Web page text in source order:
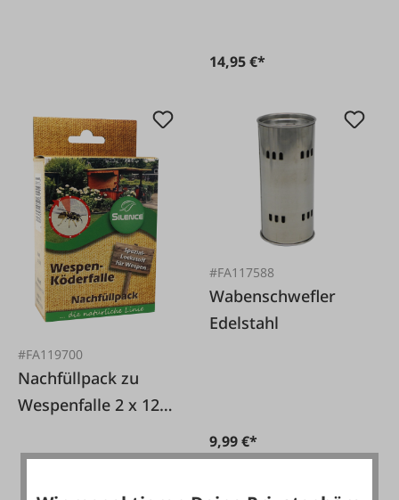
14,95 €*
#FA119700
Nachfüllpack zu
Wespenfalle 2 x 125
#FA117588
Wabenschwefler
Edelstahl
9,99 €*